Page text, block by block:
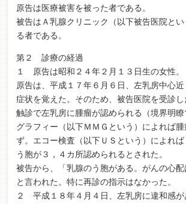
原告は医療被害を被った者である。
被告はＡ乳腺クリニック（以下被告医院と
る者である。
第２ 診療の経過
１ 原告は昭和２４年２月１３日生の女性。
原告は、平成１７年６月６日、左乳房中心
症状を覚えた。そのため、被告医院を受診し
触診で左乳房に腫瘤が認められる（境界明
グラフィー（以下ＭＭＧという）によれば
ず。エコー検査（以下ＵＳという）によれ
う胞が３，４カ所認められるとされた。
被告から、「乳腺のう胞がある。がんの心配
と言われた。特に再診の指示はなかった。
２ 平成１８年４月４日、左乳房に違和感が